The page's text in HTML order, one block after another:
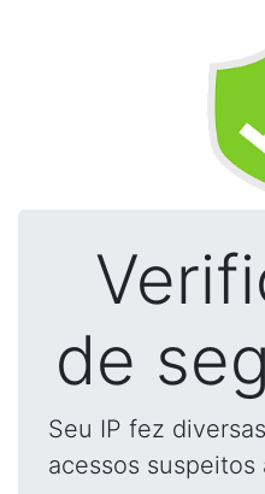
de
Seu IP fez
acessos